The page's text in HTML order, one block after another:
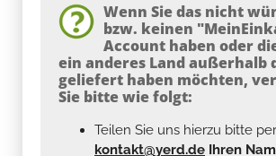
Wenn Sie das nicht
bzw. keinen
Account haben oder
ein anderes Land außerhalb
geliefert haben möchten,
Sie bitte wie folgt:
Teilen Sie uns hierzu bitte
kontakt@yerd.de Ihren